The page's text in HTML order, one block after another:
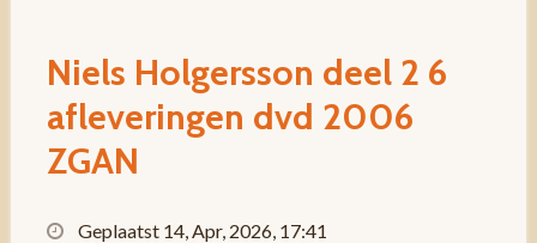
Niels Holgersson deel 2 6
afleveringen dvd 2006
ZGAN
Geplaatst 14, Apr, 2026, 17:41